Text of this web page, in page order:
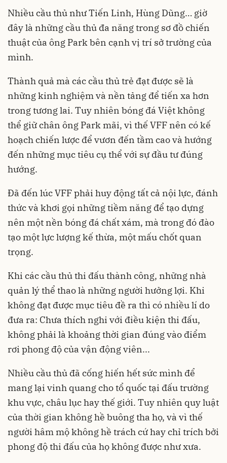
Nhiều cầu thủ như Tiến Linh, Hùng Dũng… giờ
đây là những cầu thủ đa năng trong sơ đồ chiến
thuật của ông Park bên cạnh vị trí sở trường của
mình.
Thành quả mà các cầu thủ trẻ đạt được sẽ là
những kinh nghiệm và nền tảng để tiến xa hơn
trong tương lai. Tuy nhiên bóng đá Việt không
thể giữ chân ông Park mãi, vì thế VFF nên có kế
hoạch chiến lược để vươn đến tầm cao và hướng
đến những mục tiêu cụ thể với sự đầu tư đúng
hướng.
Đã đến lúc VFF phải huy động tất cả nội lực, đánh
thức và khơi gọi những tiềm năng để tạo dựng
nên một nền bóng đá chất xám, mà trong đó đào
tạo một lực lượng kế thừa, một mấu chốt quan
trọng.
Khi các cầu thủ thi đấu thành công, những nhà
quản lý thể thao là những người hưởng lợi. Khi
không đạt được mục tiêu đề ra thì có nhiều lí do
đưa ra: Chưa thích nghi với điều kiện thi đấu,
không phải là khoảng thời gian đúng vào điểm
rơi phong độ của vận động viên...
Nhiều cầu thủ đã cống hiến hết sức mình để
mang lại vinh quang cho tổ quốc tại đấu trường
khu vực, châu lục hay thế giới. Tuy nhiên quy luật
của thời gian không hề buông tha họ, và vì thế
người hâm mộ không hề trách cứ hay chỉ trích bởi
phong độ thi đấu của họ không được như xưa.